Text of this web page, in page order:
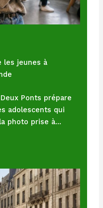
les jeunes à
Ponts prépare
adolescents qui
photo prise à…